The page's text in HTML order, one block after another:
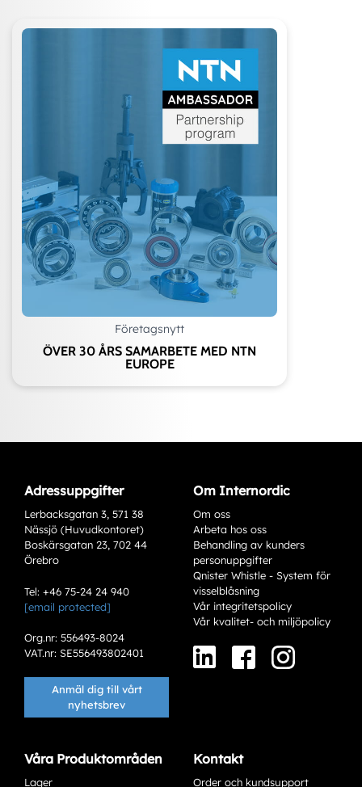
Företagsnytt
ÖVER 30 ÅRS SAMARBETE MED NTN
EUROPE
Varianter
Adressuppgifter
Lerbacksgatan 3, 571 38
Nässjö (Huvudkontoret)
Boskärsgatan 23, 702 44
Örebro
Tel: +46 75-24 24 940
[email protected]
Org.nr: 556493-8024
VAT.nr: SE556493802401
Anmäl dig till vårt
nyhetsbrev
Om Internordic
Om oss
Arbeta hos oss
Behandling av kunders
personuppgifter
Qnister Whistle - System för
visselblåsning
Vår integritetspolicy
Vår kvalitet- och miljöpolicy
Våra Produktområden
Lager
Kontakt
Order och kundsupport